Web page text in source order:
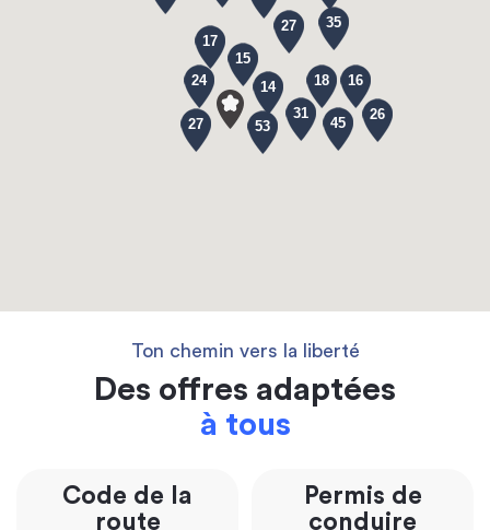
35
27
16
26
53
14
45
17
15
18
24
31
27
Ton chemin vers la liberté
Des offres adaptées
à tous
Code de la
route
Permis de
conduire